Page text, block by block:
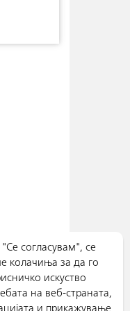
согласувам", се
колачиња за да го
искуство
на веб-страната,